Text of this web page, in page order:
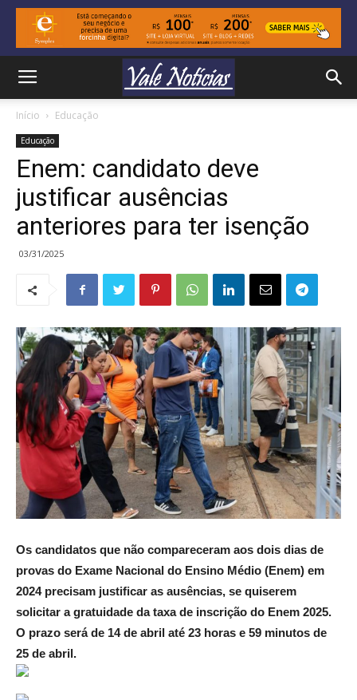
Início Educação
Educação
Enem: candidato deve
justificar ausências
anteriores para ter isenção
03/31/2025
Os candidatos que não compareceram aos dois dias de
provas do Exame Nacional do Ensino Médio (Enem) em
2024 precisam justificar as ausências, se quiserem
solicitar a gratuidade da taxa de inscrição do Enem 2025.
O prazo será de 14 de abril até 23 horas e 59 minutos de
25 de abril.